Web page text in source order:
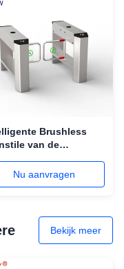
Brushless
van de
Nu aanvragen
Bekijk meer